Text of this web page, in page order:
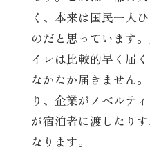
く、本来は国民一人
のだと思っています
イレは比較的早く届
なかなか届きません
り、企業がノベルテ
が宿泊者に渡したり
なります。